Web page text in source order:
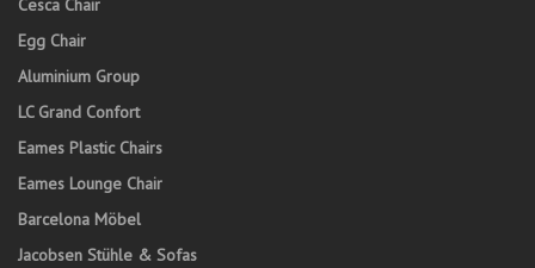
Cesca Chair
Egg Chair
Aluminium Group
LC Grand Confort
Eames Plastic Chairs
Eames Lounge Chair
Barcelona Möbel
Jacobsen Stühle & Sofas